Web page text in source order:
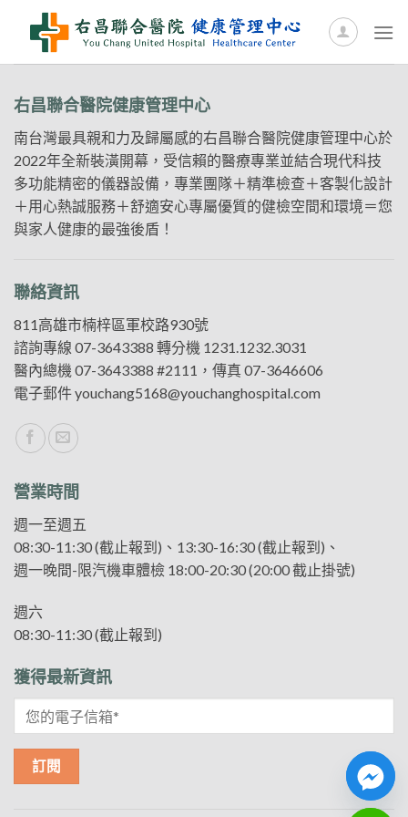
content
右昌聯合醫院健康管理中心
南台灣最具親和力及歸屬感的右昌聯合醫院健康管理中心於
2022年全新裝潢開幕，受信賴的醫療專業並結合現代科技
多功能精密的儀器設備，專業團隊＋精準檢查＋客製化設計
＋用心熱誠服務＋舒適安心專屬優質的健檢空間和環境＝您
與家人健康的最強後盾！
聯絡資訊
811高雄市楠梓區軍校路930號
諮詢專線 07-3643388 轉分機 1231.1232.3031
醫內總機 07-3643388 #2111，傳真 07-3646606
電子郵件youchang5168@youchanghospital.com
營業時間
週一至週五
08:30-11:30 (截止報到)、13:30-16:30 (截止報到)、
週一晚間-限汽機車體檢 18:00-20:30 (20:00 截止掛號)
週六
08:30-11:30 (截止報到)
獲得最新資訊